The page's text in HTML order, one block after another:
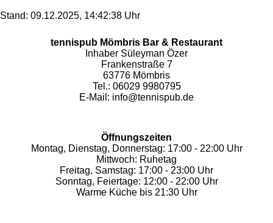
Stand: 09.12.2025, 14:42:38 Uhr
tennispub Mömbris Bar & Restaurant
Inhaber Süleyman Özer
Frankenstraße 7
63776 Mömbris
Tel.: 06029 9980795
E-Mail: info@tennispub.de
Öffnungszeiten
Montag, Dienstag, Donnerstag: 17:00 - 22:00 Uhr
Mittwoch: Ruhetag
Freitag, Samstag: 17:00 - 23:00 Uhr
Sonntag, Feiertage: 12:00 - 22:00 Uhr
Warme Küche bis 21:30 Uhr